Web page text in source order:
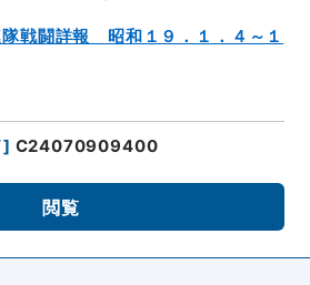
戦闘詳報 昭和１９．１．４～１
] C24070909400
閲覧